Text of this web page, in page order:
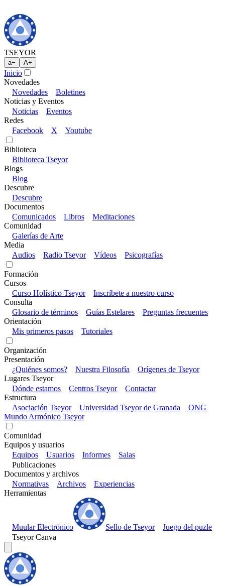
TSEYOR
a− A+
Inicio
Novedades
Novedades
Boletines
Noticias y Eventos
Noticias
Eventos
Redes
Facebook
X Youtube
Biblioteca
Biblioteca Tseyor
Blogs
Blog
Descubre
Descubre
Documentos
Comunicados
Libros
Meditaciones
Comunidad
Galerías de Arte
Media
Audios
Radio Tseyor Vídeos Psicografías
Formación
Cursos
Curso Holístico Tseyor
Inscríbete a nuestro curso
Consulta
Glosario de términos
Guías Estelares
Preguntas frecuentes
Orientación
Mis primeros pasos
Tutoriales
Organización
Presentación
¿Quiénes somos?
Nuestra Filosofía
Orígenes de Tseyor
Lugares Tseyor
Dónde estamos
Centros Tseyor
Contactar
Estructura
Asociación Tseyor
Universidad Tseyor de Granada
ONG
Mundo Armónico Tseyor
Comunidad
Equipos y usuarios
Equipos
Usuarios Informes
Salas
Publicaciones
Documentos y archivos
Normativas
Archivos
Experiencias
Herramientas
Muular Electrónico Sello de Tseyor
Juego del puzle
Tseyor Canva